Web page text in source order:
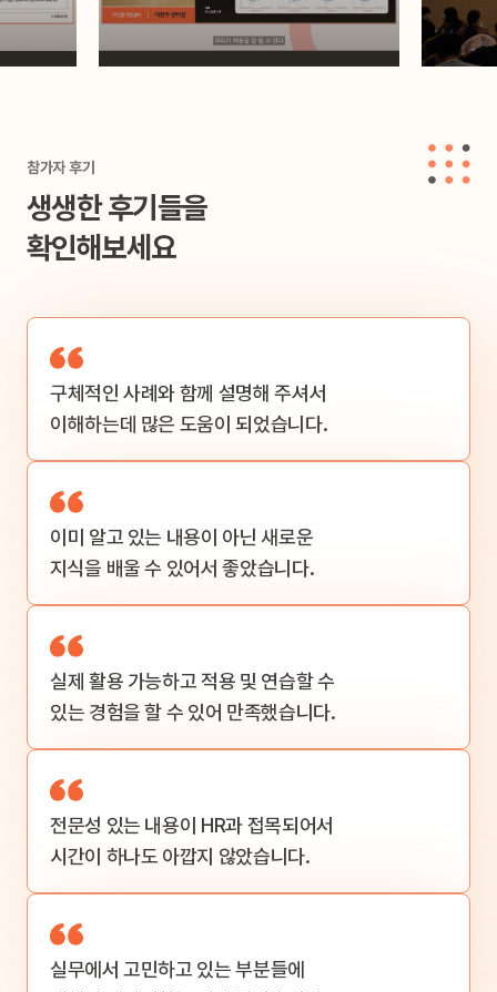
참가자 후기
생생한 후기들을
확인해보세요
구체적인 사례와함께 설명해 주셔서
이해하는데 많은 도움이 되었습니다.
이미 알고 있는 내용이 아닌 새로운
지식을 배울 수 있어서 좋았습니다.
실제 활용 가능하고적용 및 연습할 수
있는 경험을 할 수 있어 만족했습니다.
전문성 있는 내용이 HR과 접목되어서
시 간이 하나도 아깝지 않았습니다.
실무에서 고민하고 있는 부분들에